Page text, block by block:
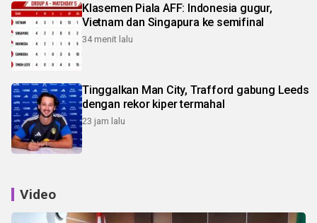
Klasemen Piala AFF: Indonesia gugur,
Vietnam dan Singapura ke semifinal
34 menit lalu
Tinggalkan Man City, Trafford gabung Leeds
dengan rekor kiper termahal
23 jam lalu
Video